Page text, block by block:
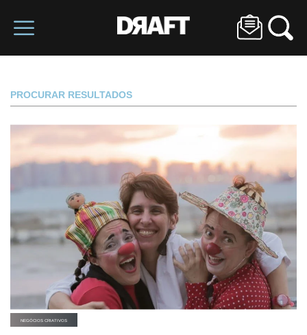
PROCURAR RESULTADOS
NEGÓCIOS CRIATIVOS